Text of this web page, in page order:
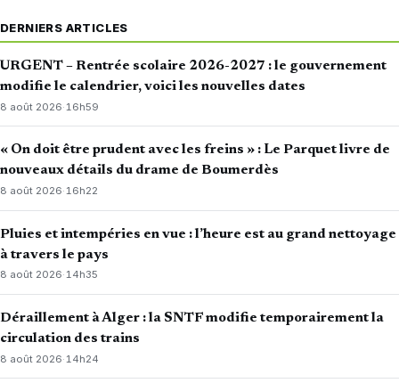
DERNIERS ARTICLES
URGENT – Rentrée scolaire 2026-2027 : le gouvernement
modifie le calendrier, voici les nouvelles dates
8 août 2026· 16h59
« On doit être prudent avec les freins » : Le Parquet livre de
nouveaux détails du drame de Boumerdès
8 août 2026·16h22
Pluies et intempéries en vue : l’heure est au grand nettoyage
à travers le pays
8 août 2026·14h35
Déraillement à Alger : la SNTF modifie temporairement la
circulation des trains
8 août 2026· 14h24